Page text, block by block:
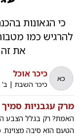
כי הגאונות
את זה
כא כיכר אוכל
כיכר השבת | ב'
מרק עגבניות סמיך
האמת? רק בגלל הצבע
הטעם הוא סיבה